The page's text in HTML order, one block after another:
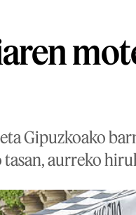
Gipuzkoako
aurreko